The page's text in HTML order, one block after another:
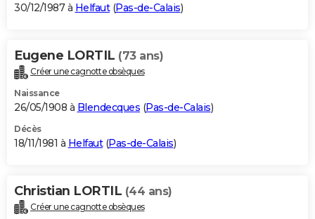
30/12/1987 à Helfaut(Pas-de-Calais)
Eugene LORTIL (73 ans)
Créer une cagnotte obsèques
Naissance
26/05/1908 à Blendecques (Pas-de-Calais)
Décès
18/11/1981 à Helfaut(Pas-de-Calais)
Christian LORTIL (44 ans)
Créer une cagnotte obsèques